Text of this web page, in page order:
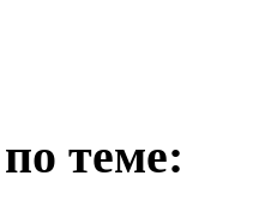
теме: